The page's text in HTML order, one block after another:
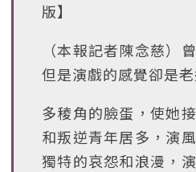
版】
（本報記者陳念慈）
但是演戲的感覺卻是老
多稜角的臉蛋，使她
和叛逆青年居多，演
獨特的哀怨和浪漫，